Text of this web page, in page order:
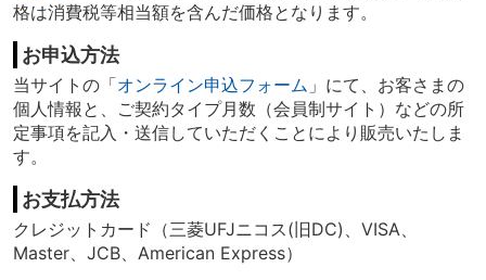
格は消費税等相当額を含んだ価格となります。
お申込方法
当サイトの「オンライン申込フォーム 」にて、お客さまの
個人情報と、ご契約タイプ月数（会員制サイト）などの所
定事項を記入・送信していただくことにより販売いたしま
す。
お支払方法
クレジットカード（三菱UFJニコス(旧DC)、VISA、
Master、JCB、American Express）